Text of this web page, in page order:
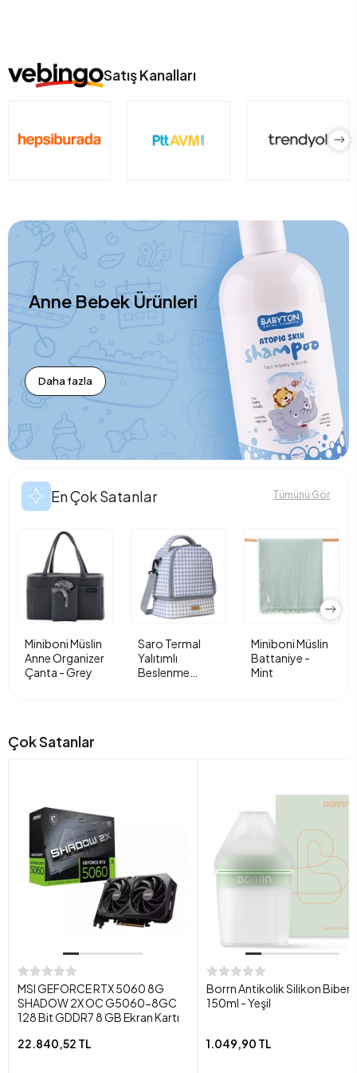
Satış Kanalları
Anne Bebek Ürünleri
Daha fazla
En Çok Satanlar Tümünü Gör
Miniboni Müslin
Anne Organizer
Çanta - Grey
Saro Termal
Yalıtımlı
Beslenme
Miniboni Müslin
Battaniye -
Mint
Çok Satanlar
MSI GEFORCE RTX 5060 8G
SHADOW 2X OC G5060-8GC
128 Bit GDDR7 8 GB Ekran Kartı
22.840,52 TL
Borrn Antikolik Silikon
150ml - Yeşil
1.049,90 TL